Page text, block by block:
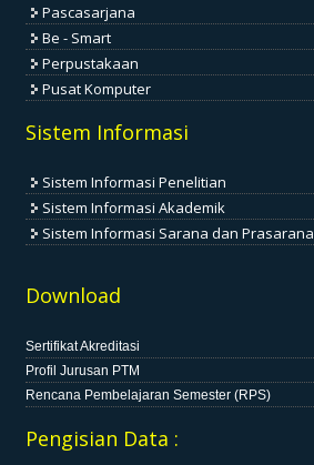
Pascasarjana
Be - Smart
Perpustakaan
Pusat Komputer
Sistem Informasi
Sistem Informasi Penelitian
Sistem Informasi Akademik
Sistem Informasi Sarana dan Prasarana
Download
Sertifikat Akreditasi
Profil Jurusan PTM
Rencana Pembelajaran Semester (RPS)
Pengisian Data :